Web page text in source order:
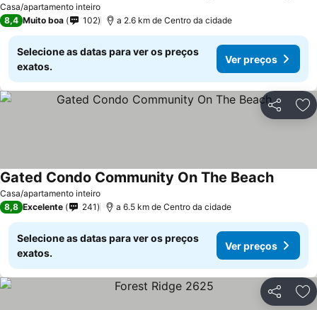
Casa/apartamento inteiro
8,4 Muito boa 102 a 2.6 km de Centro da cidade
Selecione as datas para ver os preços
exatos.
Ver preços
Partilhar
Casa/apartamento inteiro
Gated Condo Community On The Beach
8,8 Excelente 241 a 6.5 km de Centro da cidade
Selecione as datas para ver os preços
exatos.
Ver preços
Partilhar